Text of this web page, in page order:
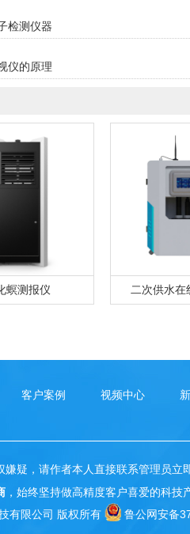
检测仪器
仪的原理
螟测报仪 二次供水在
客户案例 视频中心
疑，请作者本人直接联系管理员立
，始终坚持做高精度客户喜爱的科技
有限公司 版权所有
鲁公网安备